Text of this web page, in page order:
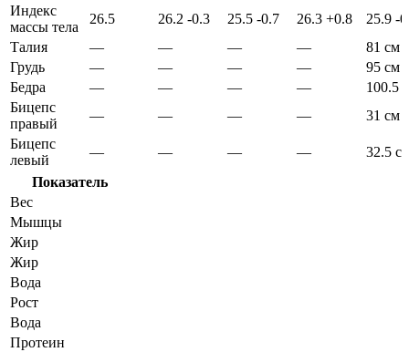
Индекс
массы тела
26.5 26.2 -0.3 25.5 -0.7 26.3 +0.8 25.9 -
Талия
— — — —
81 см
Грудь
— — — —
95 см
Бедра
— — — —
100.5
Бицепс
правый
— — — —
31 см
Бицепс
левый
— — — —
32.5
Показатель
Вес
Мышцы
Жир
Жир
Вода
Рост
Вода
Протеин